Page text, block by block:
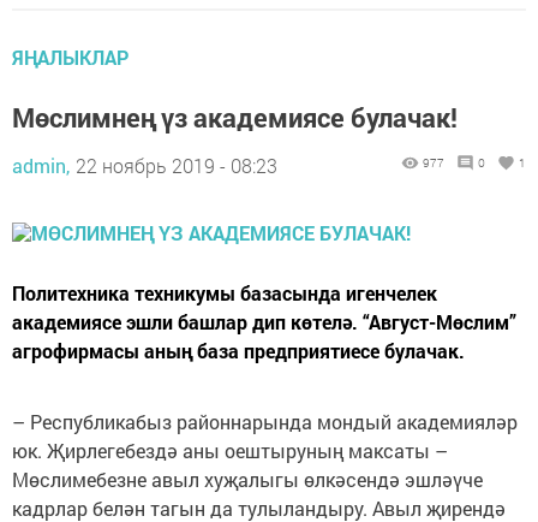
ЯҢАЛЫКЛАР
Мөслимнең үз академиясе булачак!
admin, 22 ноябрь 2019 - 08:23 977 0 1
Политехника техникумы базасында игенчелек
академиясе эшли башлар дип көтелә. “Август-Мөслим”
агрофирмасы аның база предприятиесе булачак.
– Республикабыз районнарында мондый академияләр
юк. Җирлегебездә аны оештыруның максаты –
Мөслимебезне авыл хуҗалыгы өлкәсендә эшләүче
кадрлар белән тагын да тулыландыру. Авыл җирендә